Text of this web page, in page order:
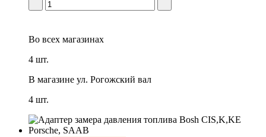
Во всех магазинах
4 шт.
В магазине ул. Рогожский вал
4 шт.